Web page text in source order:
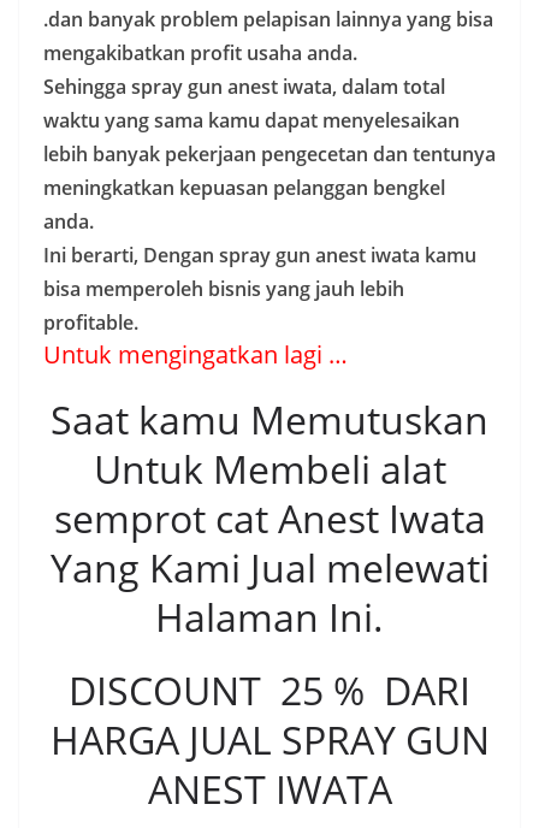
.dan banyak problem pelapisan lainnya yang bisa
mengakibatkan profit usaha anda.
Sehingga spray gun anest iwata, dalam total
waktu yang sama kamu dapat menyelesaikan
lebih banyak pekerjaan pengecetan dan tentunya
meningkatkan kepuasan pelanggan bengkel
anda.
Ini berarti, Dengan spray gun anest iwata kamu
bisa memperoleh bisnis yang jauh lebih
profitable.
Untuk mengingatkan lagi …
Saat kamu Memutuskan
Untuk Membeli alat
semprot cat Anest Iwata
Yang Kami Jual melewati
Halaman Ini.
DISCOUNT 25 % DARI
HARGA JUAL SPRAY GUN
ANEST IWATA